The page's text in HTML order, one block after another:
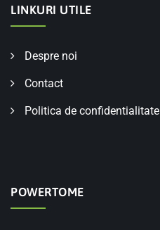
LINKURI UTILE
Despre noi
Contact
Politica de confidentialitate
POWERTOME